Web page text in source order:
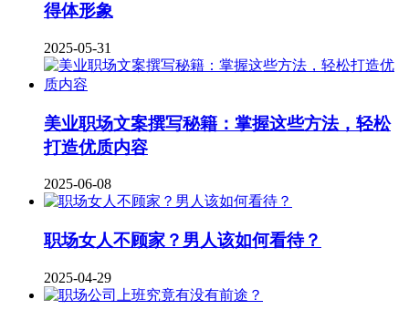
得体形象
2025-05-31
美业职场文案撰写秘籍：掌握这些方法，轻松
打造优质内容
2025-06-08
职场女人不顾家？男人该如何看待？
2025-04-29